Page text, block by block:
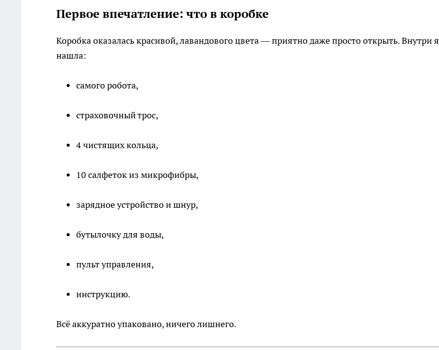
Первое впечатление: что в коробке
Коробка оказалась красивой, лавандового цвета — приятно даже просто открыть. Внутри я
нашла:
самого робота,
страховочный трос,
4 чистящих кольца,
10 салфеток из микрофибры,
зарядное устройство и шнур,
бутылочку для воды,
пульт управления,
инструкцию.
Всё аккуратно упаковано, ничего лишнего.